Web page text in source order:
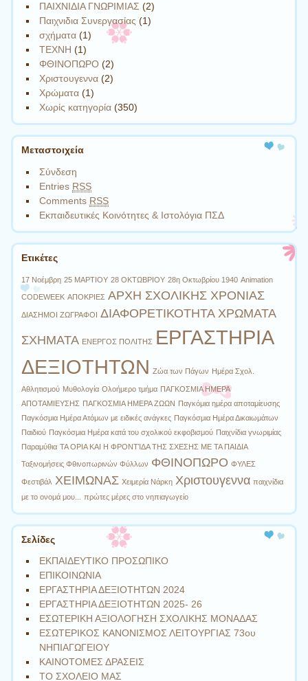
ΠΑΙΧΝΙΔΙΑ ΓΝΩΡΙΜΙΑΣ (2)
Παιχνιδια Συνεργασίας (1)
σχήματα (1)
ΤΕΧΝΗ (1)
ΦΘΙΝΟΠΩΡΟ (2)
Χριστουγεννα (2)
Χρώματα (1)
Χωρίς κατηγορία (350)
Μεταστοιχεία
Σύνδεση
Entries RSS
Comments RSS
Εκπαιδευτικές Κοινότητες & Ιστολόγια ΠΣΔ
Ετικέτες
17 Νοέμβρη 25 ΜΑΡΤΙΟΥ 28 ΟΚΤΩΒΡΙΟΥ 28η Οκτωβρίου 1940 Animation
CODEWEEK ΑΠΟΚΡΙΕΣ ΑΡΧΗ ΣΧΟΛΙΚΗΣ ΧΡΟΝΙΑΣ
ΔΙΑΣΗΜΟΙ ΖΩΓΡΑΦΟΙ
ΔΙΑΦΟΡΕΤΙΚΟΤΗΤΑ ΧΡΩΜΑΤΑ
ΣΧΗΜΑΤΑ ΕΝΕΡΓΟΣ ΠΟΛΙΤΗΣ ΕΡΓΑΣΤΗΡΙΑ
ΔΕΞΙΟΤΗΤΩΝ Ζώα των Πάγων Ημέρα Σχολ.
Αθλητισμού Μυθολογία Ολοήμερο τμήμα ΠΑΓΚΟΣΜΙΑ ΗΜΕΡΑ
ΑΠΟΤΑΜΙΕΥΣΗΣ ΠΑΓΚΟΣΜΙΑ ΗΜΕΡΑ ΖΩΩΝ
Παγκόμια ημέρα αποταμίευσης
Παγκόσμια Ημέρα Ατόμων με ειδικές ανάγκες Παγκόσμια Ημέρα Δικαιωμάτων
Παιδιού Παγκόσμια Ημέρα κατά του σχολικού εκφοβισμού Παιχνίδια γνωριμίας
Παραμύθια ΤΑ ΟΡΙΑ ΚΑΙ Η ΦΡΟΝΤΊΔΑ ΤΗΣ ΣΧΕΣΗΣ ΜΕ ΤΑ ΠΑΙΔΙΑ
Ταξινομήσεις Φθινοπωρινών Φύλλων ΦΘΙΝΟΠΩΡΟ ΦΥΛΕΣ
Φεστιβάλ ΧΕΙΜΩΝΑΣ Χειμερία Νάρκη Χριστουγεννα παιχνίδια
με το ονομά μου...
πρώτες μέρες στο νηπιαγωγείο
Σελίδες
ΕΚΠΑΙΔΕΥΤΙΚΟ ΠΡΟΣΩΠΙΚΟ
ΕΠΙΚΟΙΝΩΝΙΑ
ΕΡΓΑΣΤΗΡΙΑ ΔΕΞΙΟΤΗΤΩΝ 2024
ΕΡΓΑΣΤΗΡΙΑ ΔΕΞΙΟΤΗΤΩΝ 2025- 26
ΕΣΩΤΕΡΙΚΗ ΑΞΙΟΛΟΓΗΣΗ ΣΧΟΛΙΚΗΣ ΜΟΝΑΔΑΣ
ΕΣΩΤΕΡΙΚΟΣ ΚΑΝΟΝΙΣΜΟΣ ΛΕΙΤΟΥΡΓΙΑΣ 73ου
ΝΗΠΙΑΓΩΓΕΙΟΥ
ΚΑΙΝΟΤΟΜΕΣ ΔΡΑΣΕΙΣ
ΤΟ ΣΧΟΛΕΙΟ ΜΑΣ